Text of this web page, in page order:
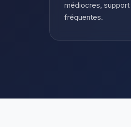
médiocres,
fréquentes.